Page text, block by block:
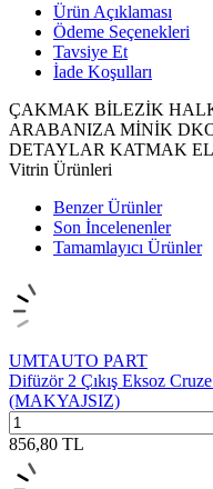
Ürün Açıklaması
Ödeme Seçenekleri
Tavsiye Et
İade Koşulları
ÇAKMAK BİLEZİK
ARABANIZA MİNİK
DETAYLAR KATMAK
Vitrin Ürünleri
Benzer Ürünler
Son İncelenenler
Tamamlayıcı Ürünler
UMTAUTO PART
Difüzör 2 Çıkış Eksoz
(MAKYAJSIZ)
856,80 TL